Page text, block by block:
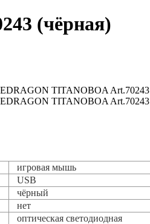
(чёрная)
игровая мышь
USB
чёрный
нет
оптическая светодиодная